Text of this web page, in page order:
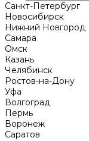
Санкт-Петербург
Новосибирск
Нижний Новгород
Cамара
Омск
Казань
Челябинск
Ростов-на-Дону
Уфа
Волгоград
Пермь
Воронеж
Саратов